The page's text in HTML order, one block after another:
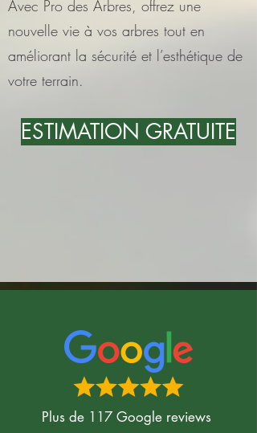
Avec Pro des Arbres, offrez une
nouvelle vie à vos arbres tout en
améliorant la sécurité et l’esthétique de
votre terrain.
ESTIMATION GRATUITE
Plus de 117 Google reviews